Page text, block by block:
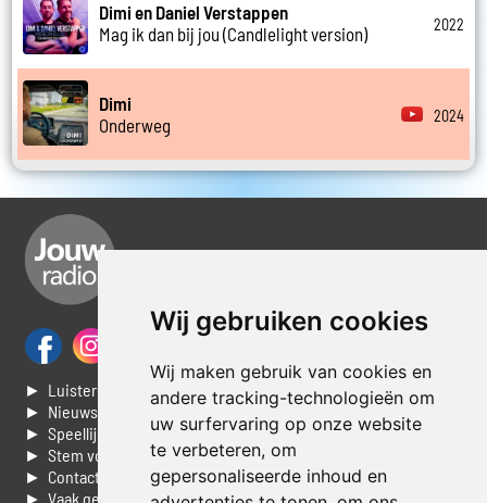
Wij gebruiken cookies
Wij maken gebruik van cookies en
andere tracking-technologieën om
uw surfervaring op onze website
te verbeteren, om
gepersonaliseerde inhoud en
Dimi en Daniel Verstappen
Mag ik dan bij jou (Candlelight version)
2022
Dimi
Onderweg
2024
► Luisteren naar Jouwradio
► Nieuws
► Speellijst
► Stem voor de Dag top 3
► Contacteer ons
► Vaak gestelde vragen